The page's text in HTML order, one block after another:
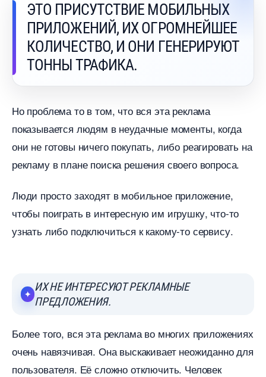
ЭТО ПРИСУТСТВИЕ МОБИЛЬНЫХ
ПРИЛОЖЕНИЙ, ИХ ОГРОМНЕЙШЕЕ
КОЛИЧЕСТВО, И ОНИ ГЕНЕРИРУЮТ
ТОННЫ ТРАФИКА.
Но проблема то в том, что вся эта реклама
показывается людям в неудачные моменты, когда
они не готовы ничего покупать, либо реагировать на
рекламу в плане поиска решения своего вопроса.
Люди просто заходят в мобильное приложение,
чтобы поиграть в интересную им игрушку, что-то
узнать либо подключиться к какому-то сервису.
ИХ НЕ ИНТЕРЕСУЮТ РЕКЛАМНЫЕ
ПРЕДЛОЖЕНИЯ.
Более того, вся эта реклама во многих приложениях
очень навязчивая. Она выскакивает неожиданно для
пользователя. Её сложно отключить. Человек